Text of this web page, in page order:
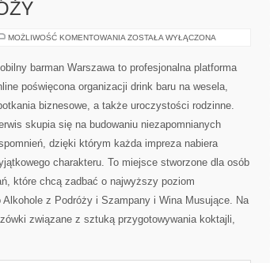
MOŻLIWOŚĆ KOMENTOWANIA ALKOHOLE
ZOSTAŁA WYŁĄCZONA
barman Warszawa to profesjonalna platforma
poświęcona organizacji drink baru na wesela,
biznesowe, a także uroczystości rodzinne.
skupia się na budowaniu niezapomnianych
dzięki którym każda impreza nabiera
charakteru. To miejsce stworzone dla osób
które chcą zadbać o najwyższy poziom
z Podróży i Szampany i Wina Musujące. Na
związane z sztuką przygotowywania koktajli,